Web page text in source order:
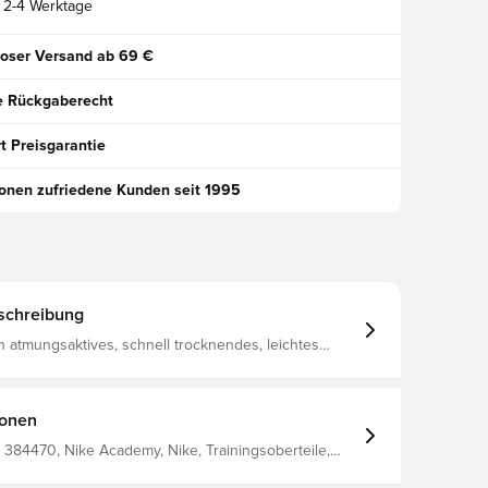
2-4 Werktage
Versand ab 69 €
Rückgaberecht
Preisgarantie
zufriedene Kunden seit 1995
atmungsaktives, schnell trocknendes, leichtes
384470, Nike Academy, Nike, Trainingsoberteile,